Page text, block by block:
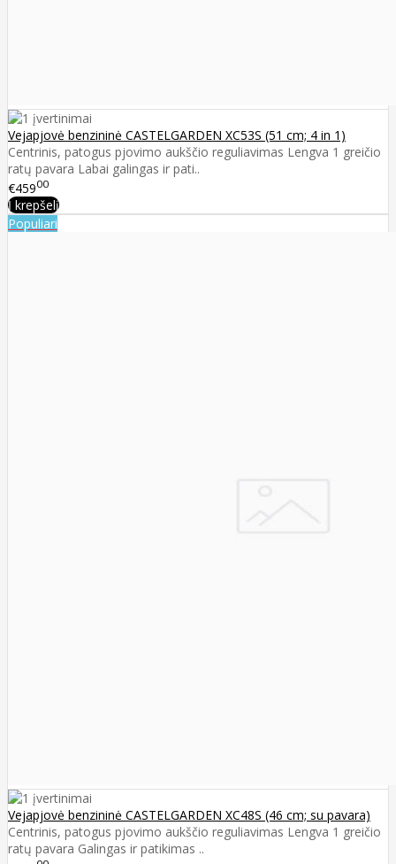
Vejapjovė benzininė CASTELGARDEN XC53S (51 cm; 4 in 1)
Centrinis, patogus pjovimo aukščio reguliavimas Lengva 1 greičio
ratų pavara Labai galingas ir pati..
€45900
Į krepšelį
Populiari
Vejapjovė benzininė CASTELGARDEN XC48S (46 cm; su pavara)
Centrinis, patogus pjovimo aukščio reguliavimas Lengva 1 greičio
ratų pavara Galingas ir patikimas ..